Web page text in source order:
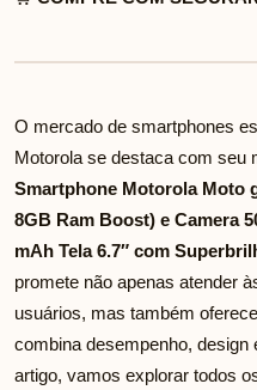
O mercado de smartphones
Motorola se destaca com seu
Smartphone Motorola Moto
8GB Ram Boost) e Camera
mAh Tela 6.7″ com
promete não apenas atender
usuários, mas também
combina desempenho,
artigo, vamos explorar todos